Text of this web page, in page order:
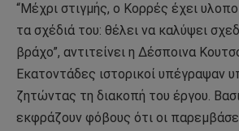
“Μέχρι στιγμής, ο Κορρές έχει
τα σχέδιά του: θέλει να καλύψει
βράχο”, αντιτείνει η Δέσποινα
Εκατοντάδες ιστορικοί υπέγραψαν
ζητώντας τη διακοπή του έργου.
εκφράζουν φόβους ότι οι